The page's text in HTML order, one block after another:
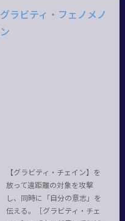
グラビティ・フェノメノ
ン
【グラビティ・チェイン】を
放って遠距離の対象を攻撃
し、同時に「自分の意志」を
伝える。［グラビティ・チェ